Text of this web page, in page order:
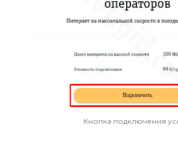
Кнопка подключения